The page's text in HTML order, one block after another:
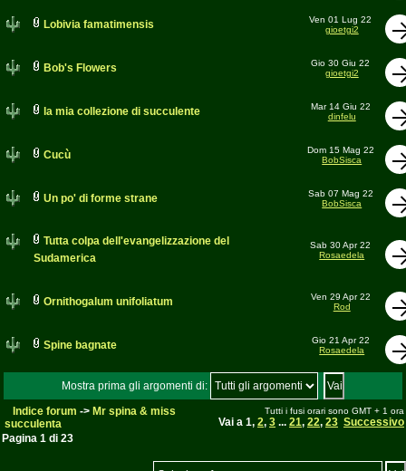
Lobivia famatimensis
Ven 01 Lug 22
gioetgi2
Bob's Flowers
Gio 30 Giu 22
gioetgi2
la mia collezione di succulente
Mar 14 Giu 22
dinfelu
Cucù
Dom 15 Mag 22
BobSisca
Un po' di forme strane
Sab 07 Mag 22
BobSisca
Tutta colpa dell'evangelizzazione del
Sudamerica
Sab 30 Apr 22
Rosaedela
Ornithogalum unifoliatum
Ven 29 Apr 22
Rod
Spine bagnate
Gio 21 Apr 22
Rosaedela
Mostra prima gli argomenti di:
Indice forum -> Mr spina & miss
succulenta
Tutti i fusi orari sono GMT + 1 ora
Vai a 1, 2, 3 ... 21, 22, 23 Successivo
Pagina 1 di 23